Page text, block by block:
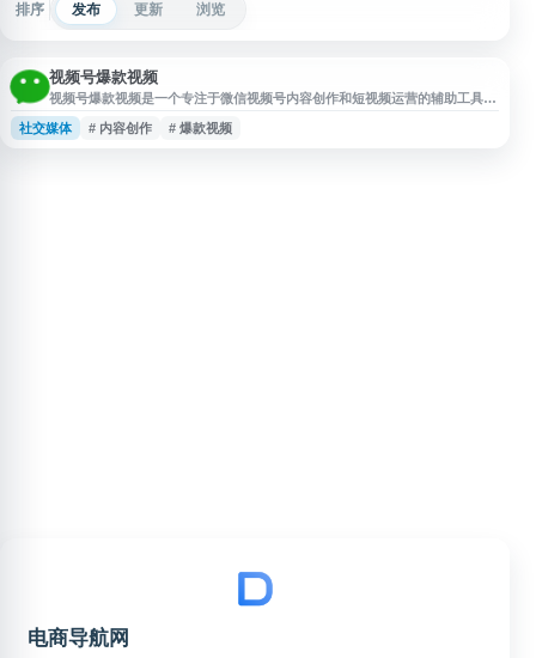
排序 发布 更新 浏览
视频号爆款视频
视频号爆款视频是一个专注于微信视频号内容创作和短视频运营的辅助工具平
台。该平台主要为电商商家、私域运营者和内容创作者提供视频号爆款内容方
向参考和数据分析服务，帮助运营人员快速了解当前热门短视频的选题、结
社交媒体 # 内容创作 # 爆款视频
电商导航网